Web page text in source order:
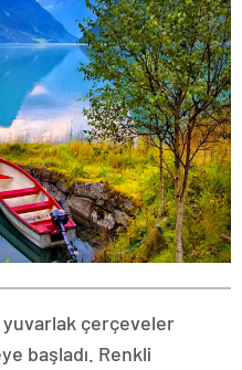
yuvarlak çerçeveler
başladı. Renkli